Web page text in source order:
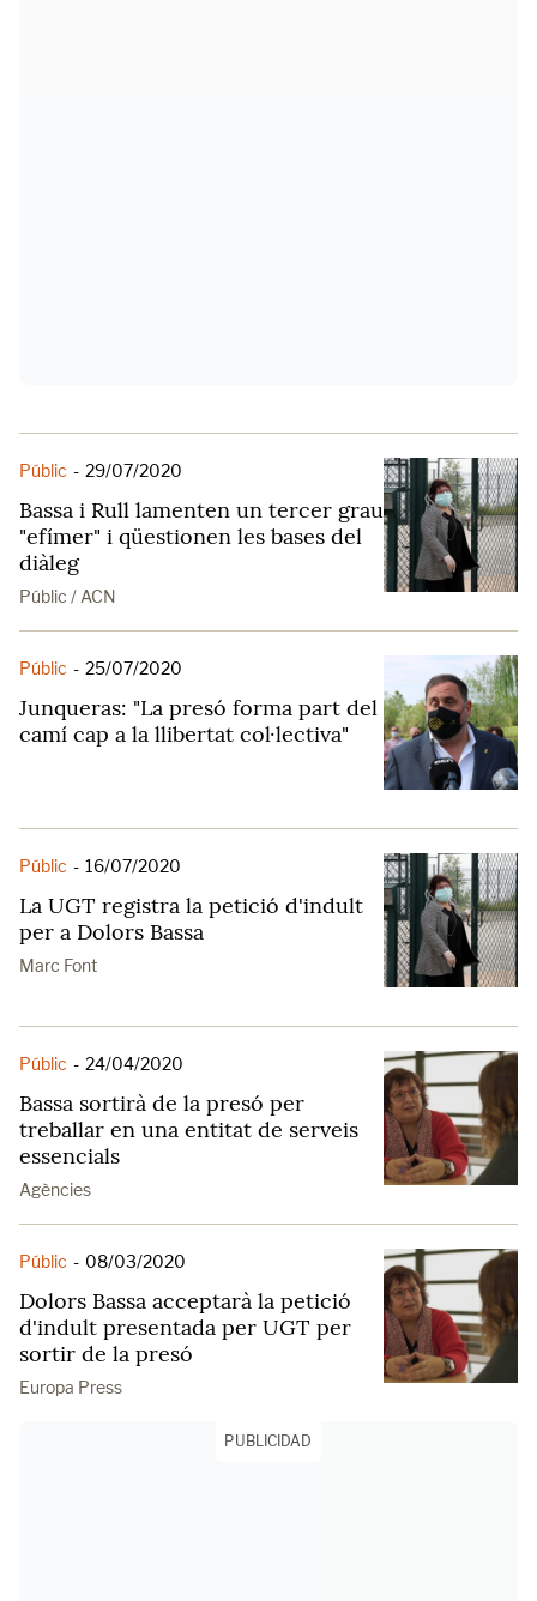
Públic - 29/07/2020
Bassa i Rull lamenten un tercer grau
"efímer" i qüestionen les bases del
diàleg
Públic / ACN
Públic - 25/07/2020
Junqueras: "La presó forma part del
camí cap a la llibertat col·lectiva"
Públic - 16/07/2020
La UGT registra la petició d'indult
per a Dolors Bassa
Marc Font
Públic - 24/04/2020
Bassa sortirà de la presó per
treballar en una entitat de serveis
essencials
Agències
Públic - 08/03/2020
Dolors Bassa acceptarà la petició
d'indult presentada per UGT per
sortir de la presó
Europa Press
PUBLICIDAD